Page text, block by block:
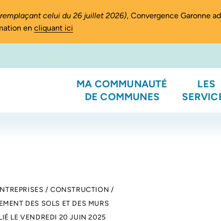
celui du 26 juillet 2026), Convergence Garonne
en cliquant ici
MA COMMUNAUTÉ
DE COMMUNES
LES
/ CONSTRUCTION /
DES SOLS ET DES MURS
LEVENDREDI 20 JUIN 2025